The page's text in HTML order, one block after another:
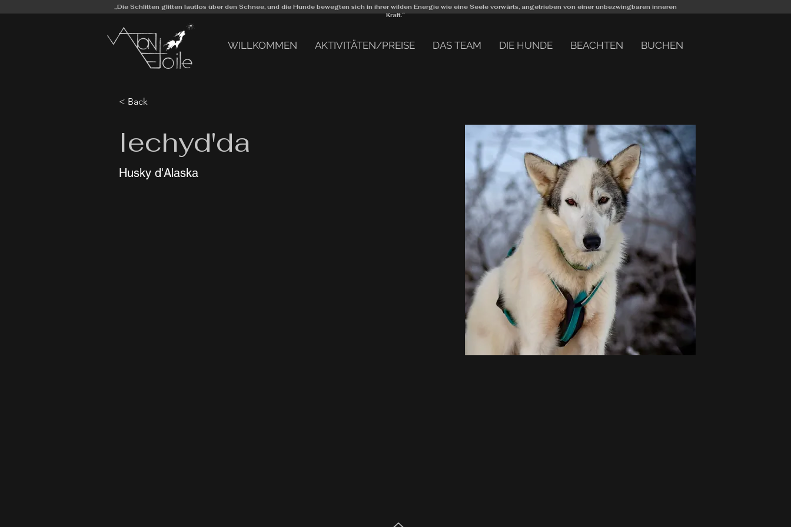
„Die Schlitten glitten lautlos über den Schnee, und die Hunde bewegten sich in ihrer wilden Energie wie eine Seele vorwärts, angetrieben von einer unbezwingbaren inneren
Kraft.“
WILLKOMMEN AKTIVITÄTEN/PREISE DAS TEAM DIE HUNDE BEACHTEN BUCHEN
< Back
Iechyd'da
Husky d'Alaska